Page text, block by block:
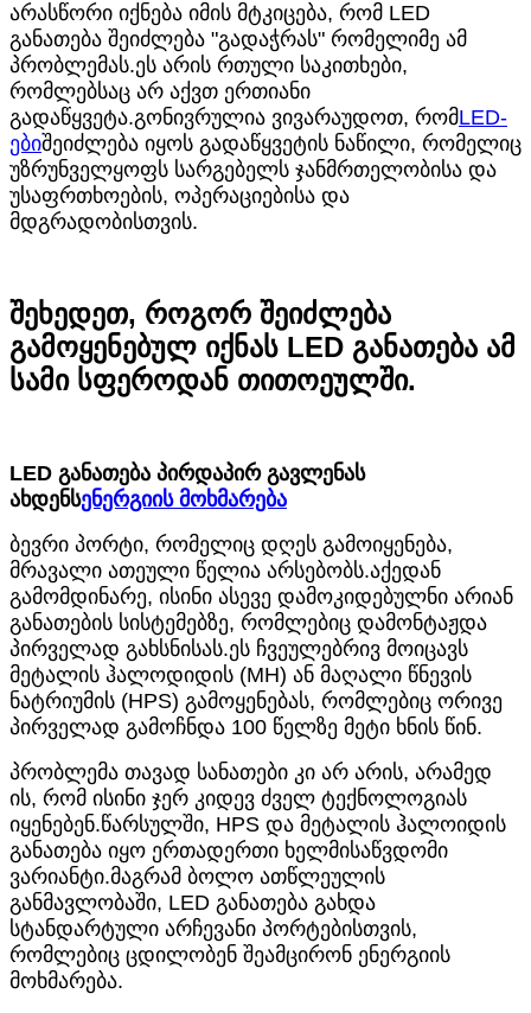
არასწორი იქნება იმის მტკიცება, რომ LED
განათება შეიძლება "გადაჭრას" რომელიმე ამ
პრობლემას.ეს არის რთული საკითხები,
რომლებსაც არ აქვთ ერთიანი
გადაწყვეტა.გონივრულია ვივარაუდოთ, რომLED-
ებიშეიძლება იყოს გადაწყვეტის ნაწილი, რომელიც
უზრუნველყოფს სარგებელს ჯანმრთელობისა და
უსაფრთხოების, ოპერაციებისა და
მდგრადობისთვის.
შეხედეთ, როგორ შეიძლება
გამოყენებულ იქნას LED განათება ამ
სამი სფეროდან თითოეულში.
LED განათება პირდაპირ გავლენას
ახდენსენერგიის მოხმარება
ბევრი პორტი, რომელიც დღეს გამოიყენება,
მრავალი ათეული წელია არსებობს.აქედან
გამომდინარე, ისინი ასევე დამოკიდებულნი არიან
განათების სისტემებზე, რომლებიც დამონტაჟდა
პირველად გახსნისას.ეს ჩვეულებრივ მოიცავს
მეტალის ჰალოდიდის (MH) ან მაღალი წნევის
ნატრიუმის (HPS) გამოყენებას, რომლებიც ორივე
პირველად გამოჩნდა 100 წელზე მეტი ხნის წინ.
პრობლემა თავად სანათები კი არ არის, არამედ
ის, რომ ისინი ჯერ კიდევ ძველ ტექნოლოგიას
იყენებენ.წარსულში, HPS და მეტალის ჰალოიდის
განათება იყო ერთადერთი ხელმისაწვდომი
ვარიანტი.მაგრამ ბოლო ათწლეულის
განმავლობაში, LED განათება გახდა
სტანდარტული არჩევანი პორტებისთვის,
რომლებიც ცდილობენ შეამცირონ ენერგიის
მოხმარება.